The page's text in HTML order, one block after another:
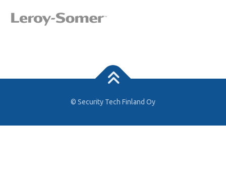
© Security Tech Finland Oy